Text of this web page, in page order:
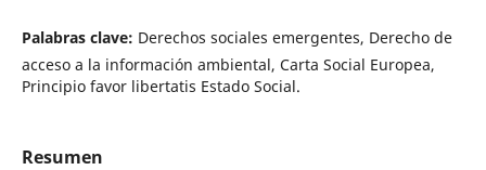
Palabras clave: Derechos sociales emergentes, Derecho de
acceso a la información ambiental, Carta Social Europea,
Principio favor libertatis Estado Social.
Resumen